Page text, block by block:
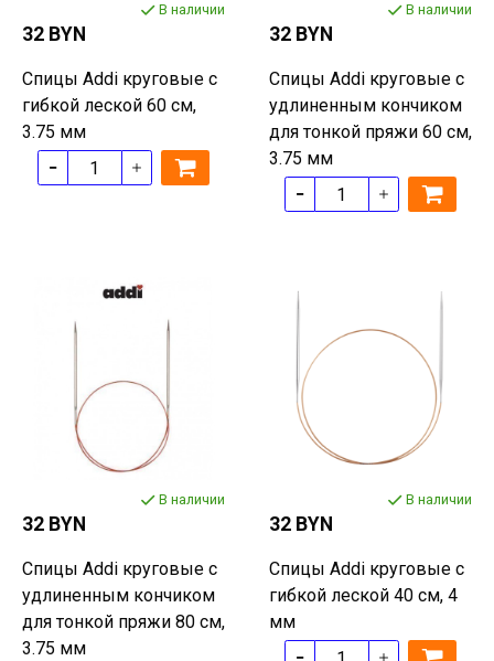
В наличии
32 BYN
Спицы Addi круговые с
гибкой леской 60 см,
3.75 мм
В наличии
32 BYN
Спицы Addi круговые с
удлиненным кончиком
для тонкой пряжи 60 см,
3.75 мм
В наличии
32 BYN
Спицы Addi круговые с
удлиненным кончиком
для тонкой пряжи 80 см,
3.75 мм
В наличии
32 BYN
Спицы Addi круговые с
гибкой леской 40 см, 4
мм